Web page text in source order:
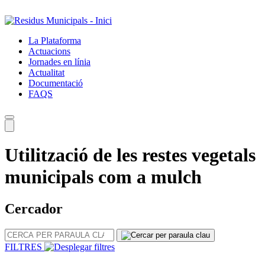
al
principalLa Plataforma
Actuacions
Jornades en línia
Actualitat
Documentació
FAQS
Utilització de les restes vegetals
municipals com a mulch
Cercador
CERCA
PER
PARAULA
FILTRES